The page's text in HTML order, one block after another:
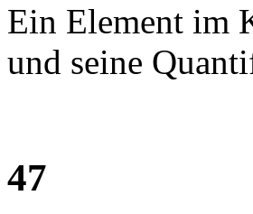
Ein Element im
und seine
47